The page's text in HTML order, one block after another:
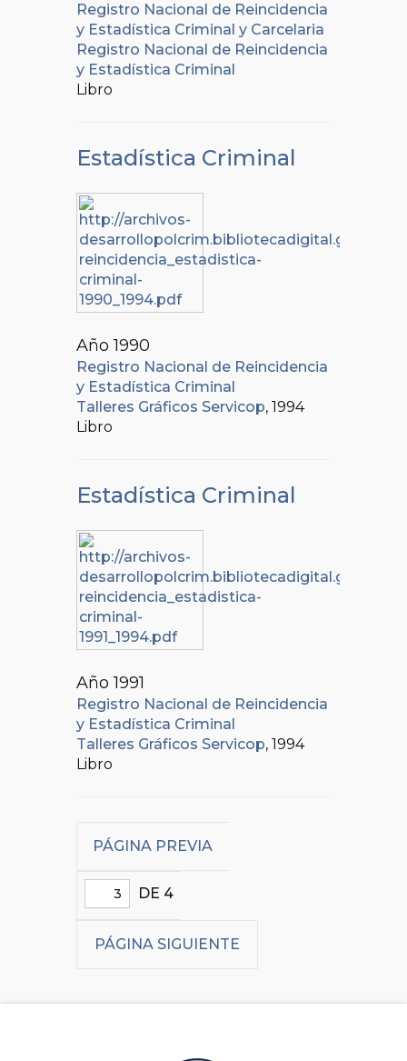
Registro Nacional de Reincidencia
y Estadística Criminal y Carcelaria
Registro Nacional de Reincidencia
y Estadística Criminal
Libro
Estadística Criminal
Año 1990
Registro Nacional de Reincidencia
y Estadística Criminal
Talleres Gráficos Servicop, 1994
Libro
Estadística Criminal
Año 1991
Registro Nacional de Reincidencia
y Estadística Criminal
Talleres Gráficos Servicop, 1994
Libro
PÁGINA PREVIA
DE 4
PÁGINA SIGUIENTE